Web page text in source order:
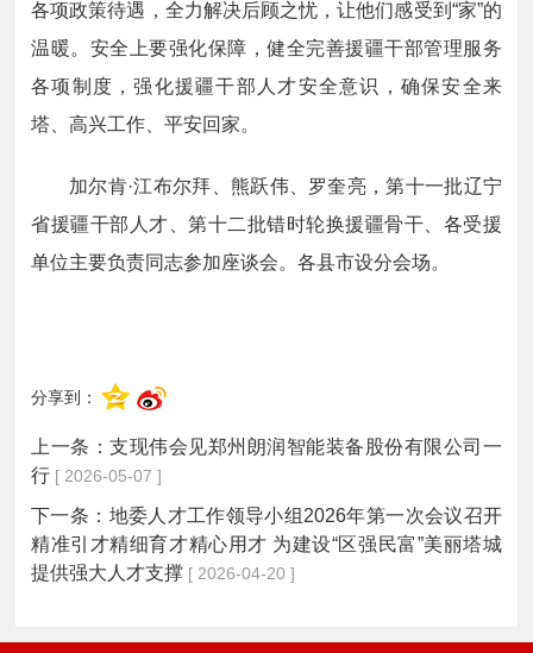
各项政策待遇，全力解决后顾之忧，让他们感受到“家”的
温暖。安全上要强化保障，健全完善援疆干部管理服务
各项制度，强化援疆干部人才安全意识，确保安全来
塔、高兴工作、平安回家。
加尔肯·江布尔拜、熊跃伟、罗奎亮，第十一批辽宁
省援疆干部人才、第十二批错时轮换援疆骨干、各受援
单位主要负责同志参加座谈会。各县市设分会场。
分享到：
上一条：支现伟会见郑州朗润智能装备股份有限公司一
行 [ 2026-05-07 ]
下一条： 地委人才工作领导小组2026年第一次会议召开
精准引才精细育才精心用才 为建设“区强民富”美丽塔城
提供强大人才支撑 [ 2026-04-20 ]